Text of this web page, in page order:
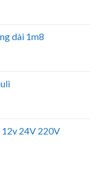
dài 1m8
24V 220V